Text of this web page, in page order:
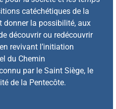
catéchétiques de la
donner la possibilité, aux
découvrir ou redécouvrir
revivant l’initiation
du Chemin
par le Saint Siège, le
de la Pentecôte.